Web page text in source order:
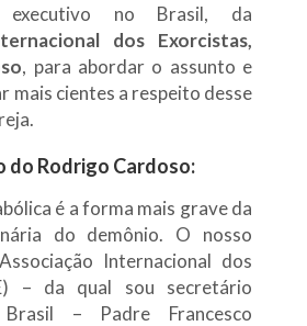
no Brasil, da
dos Exorcistas,
, para abordar o assunto e
mais cientes a respeito desse
do Rodrigo Cardoso:
é a forma mais grave da
do demônio. O nosso
Internacional dos
– da qual sou secretário
– Padre Francesco